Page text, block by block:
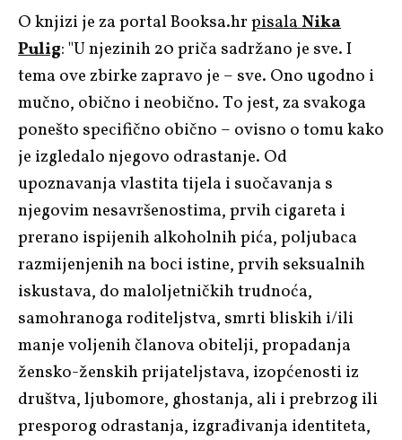
O knjizi je za portal Booksa.hrpisalaNika
Pulig: "U njezinih 20 priča sadržano je sve. I
tema ove zbirke zapravo je – sve. Ono ugodno i
mučno, obično i neobično. To jest, za svakoga
ponešto specifično obično – ovisno o tomu kako
je izgledalo njegovo odrastanje. Od
upoznavanja vlastita tijela i suočavanja s
njegovim nesavršenostima, prvih cigareta i
prerano ispijenih alkoholnih pića, poljubaca
razmijenjenih na boci istine, prvih seksualnih
iskustava, do maloljetničkih trudnoća,
samohranoga roditeljstva, smrti bliskih i/ili
manje voljenih članova obitelji, propadanja
žensko-ženskih prijateljstava, izopćenosti iz
društva, ljubomore, ghostanja, ali i prebrzog ili
presporog odrastanja, izgrađivanja identiteta,